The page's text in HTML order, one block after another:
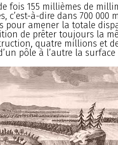
fois 155 millièmes de
c’est-à-dire dans 700 000
pour amener la totale
de prêter toujours la
quatre millions et
pôle à l’autre la